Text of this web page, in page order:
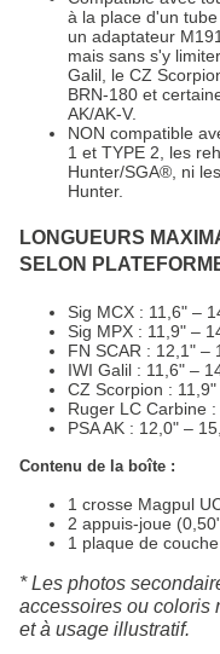
à la place d'un
un adaptateur
mais sans s'y
Galil, le CZ
BRN-180 et
AK/AK-V.
NON compatible
1 et TYPE 2, les
Hunter/SGA®, ni
Hunter.
LONGUEURS
SELON
Sig MCX : 11,6" –
Sig MPX : 11,9" –
FN SCAR : 12,1" –
IWI Galil : 11,6" –
CZ Scorpion :
Ruger LC Carbine
PSA AK : 12,0" –
Contenu de la boîte :
1 crosse Magpul
2 appuis-joue
1 plaque de
* Les photos
accessoires ou coloris
et à usage illustratif.